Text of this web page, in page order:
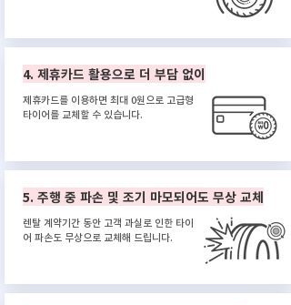
4. 제휴카드 활용으로 더 부담 없이
제휴카드를 이용하면 최대 0원으로 고급형
타이어를 교체할 수 있습니다.
5. 주행 중 파손 및 조기 마모되어도 무상 교체
렌탈 계약기간 동안 고객 과실로 인한 타이
어 파손도 무상으로 교체해 드립니다.